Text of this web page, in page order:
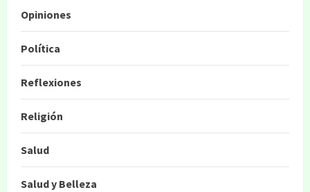
Opiniones
Política
Reflexiones
Religión
Salud
Salud y Belleza